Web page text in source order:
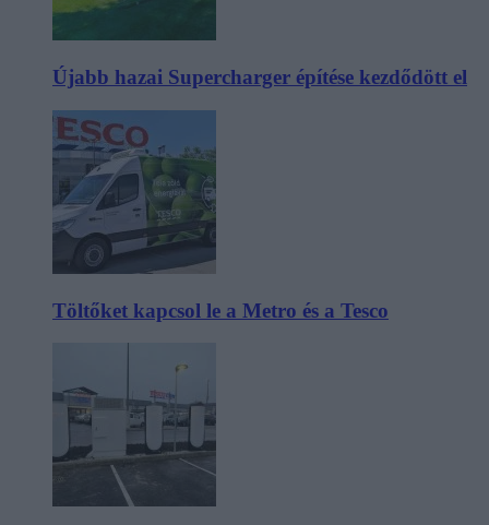
Újabb hazai Supercharger építése kezdődött el
Töltőket kapcsol le a Metro és a Tesco